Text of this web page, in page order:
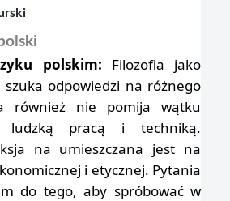
polskim: Filozofia jako
odpowiedzi na różnego
również nie pomija wątku
ludzką pracą i techniką.
na umieszczana jest na
i etycznej. Pytania
do tego, aby spróbować w